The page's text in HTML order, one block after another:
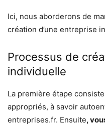
Ici, nous aborderons de
création d’une entreprise
Processus de
individuelle
La première étape
appropriés, à savoir
entreprises.fr. Ensuite,